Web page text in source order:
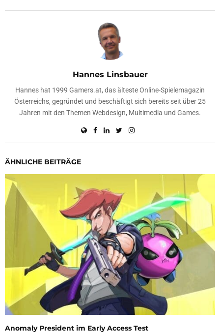
Hannes Linsbauer
Hannes hat 1999 Gamers.at, das älteste Online-Spielemagazin
Österreichs, gegründet und beschäftigt sich bereits seit über 25
Jahren mit den Themen Webdesign, Multimedia und Games.
ÄHNLICHE BEITRÄGE
Anomaly President im Early Access Test